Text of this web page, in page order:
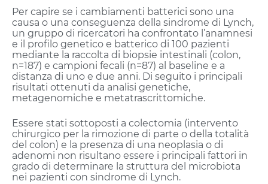
Per capire se i cambiamenti batterici sono una
causa o una conseguenza della sindrome di Lynch,
un gruppo di ricercatori ha confrontato l’anamnesi
e il profilo genetico e batterico di 100 pazienti
mediante la raccolta di biopsie intestinali (colon,
n=187) e campioni fecali (n=87) al baseline e a
distanza di uno e due anni. Di seguito i principali
risultati ottenuti da analisi genetiche,
metagenomiche e metatrascrittomiche.
Essere stati sottoposti a colectomia (intervento
chirurgico per la rimozione di parte o della totalità
del colon) e la presenza di una neoplasia o di
adenomi non risultano essere i principali fattori in
grado di determinare la struttura del microbiota
nei pazienti con sindrome di Lynch.